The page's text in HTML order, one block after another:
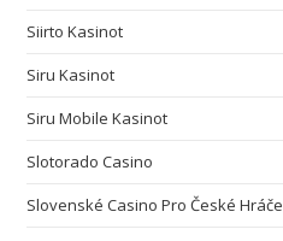
Siirto Kasinot
Siru Kasinot
Siru Mobile Kasinot
Slotorado Casino
Slovenské Casino Pro České Hráče